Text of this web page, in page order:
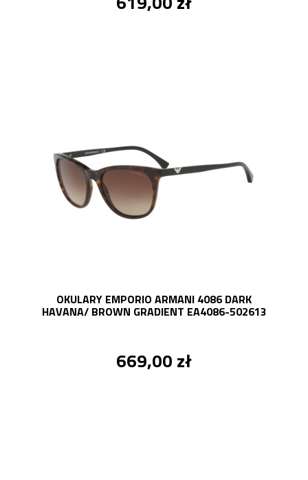
OKULARY EMPORIO ARMANI 4086 DARK
HAVANA/ BROWN GRADIENT EA4086-502613
669,00 zł